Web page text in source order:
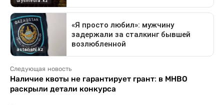
Следующая новость
Наличие квоты не гарантирует грант: в МНВО
раскрыли детали конкурса